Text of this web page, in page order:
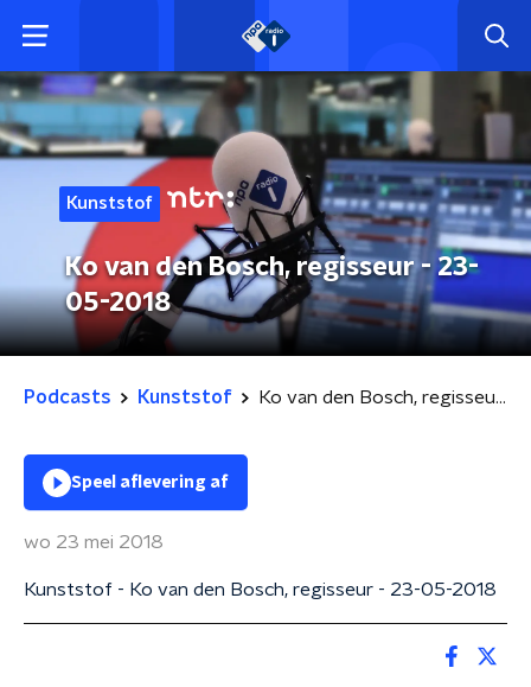
Kunststof
Ko van den Bosch, regisseur - 23-
05-2018
Podcasts Kunststof Ko van den Bosch, regisseur - 23-05-2018
Speel aflevering af
wo 23 mei 2018
Kunststof - Ko van den Bosch, regisseur - 23-05-2018